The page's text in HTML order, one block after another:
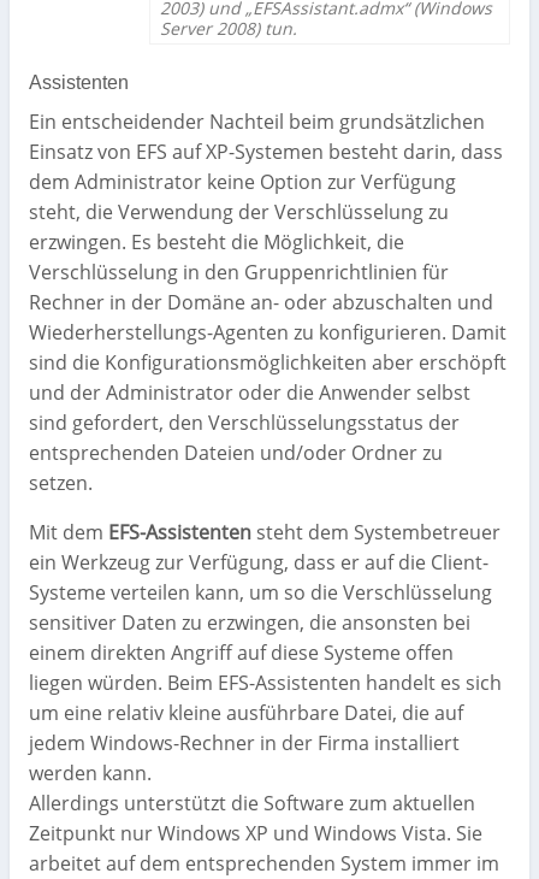
2003) und „EFSAssistant.admx“ (Windows
Server 2008) tun.
Assistenten
Ein entscheidender Nachteil beim grundsätzlichen
Einsatz von EFS auf XP-Systemen besteht darin, dass
dem Administrator keine Option zur Verfügung
steht, die Verwendung der Verschlüsselung zu
erzwingen. Es besteht die Möglichkeit, die
Verschlüsselung in den Gruppenrichtlinien für
Rechner in der Domäne an- oder abzuschalten und
Wiederherstellungs-Agenten zu konfigurieren. Damit
sind die Konfigurationsmöglichkeiten aber erschöpft
und der Administrator oder die Anwender selbst
sind gefordert, den Verschlüsselungsstatus der
entsprechenden Dateien und/oder Ordner zu
setzen.
Mit dem EFS-Assistenten steht dem Systembetreuer
ein Werkzeug zur Verfügung, dass er auf die Client-
Systeme verteilen kann, um so die Verschlüsselung
sensitiver Daten zu erzwingen, die ansonsten bei
einem direkten Angriff auf diese Systeme offen
liegen würden. Beim EFS-Assistenten handelt es sich
um eine relativ kleine ausführbare Datei, die auf
jedem Windows-Rechner in der Firma installiert
werden kann.
Allerdings unterstützt die Software zum aktuellen
Zeitpunkt nur Windows XP und Windows Vista. Sie
arbeitet auf dem entsprechenden System immer im